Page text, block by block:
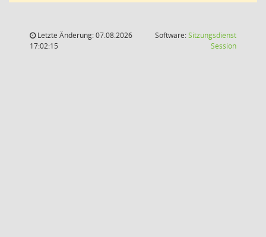
Letzte Änderung: 07.08.2026
17:02:15
Software:Sitzungsdienst
Session(Wird in